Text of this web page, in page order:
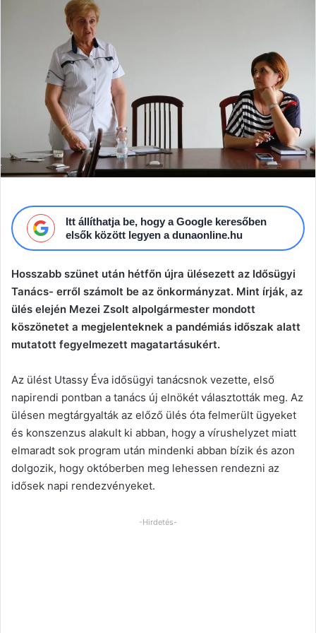
Itt állíthatja be, hogy a Google keresőben
elsők között legyen a dunaonline.hu
Hosszabb szünet után hétfőn újra ülésezett az Idősügyi
Tanács- erről számolt be az önkormányzat. Mint írják, az
ülés elején Mezei Zsolt alpolgármester mondott
köszönetet a megjelenteknek a pandémiás időszak alatt
mutatott fegyelmezett magatartásukért.
Az ülést Utassy Éva idősügyi tanácsnok vezette, első
napirendi pontban a tanács új elnökét választották meg. Az
ülésen megtárgyalták az előző ülés óta felmerült ügyeket
és konszenzus alakult ki abban, hogy a vírushelyzet miatt
elmaradt sok program után mindenki abban bízik és azon
dolgozik, hogy októberben meg lehessen rendezni az
idősek napi rendezvényeket.
-Hirdetés-